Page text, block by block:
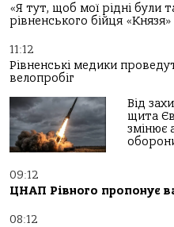
«Я тут, щоб мої рідні були
рівненського бійця «Князя»
11:12
Рівненські медики
велопробіг
Від
щита
змінює
09:12
ЦНАП Рівного пропонує
08:12